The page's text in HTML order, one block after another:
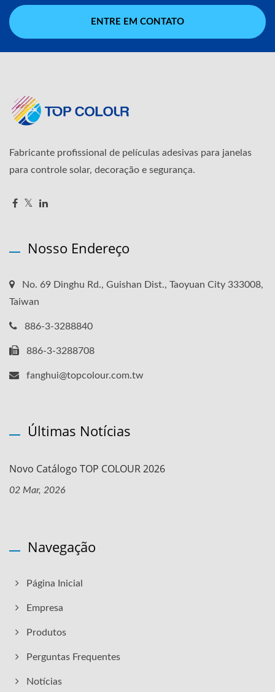
ENTRE EM CONTATO
Fabricante profissional de películas adesivas para janelas
para controle solar, decoração e segurança.
Nosso Endereço
No. 69 Dinghu Rd., Guishan Dist., Taoyuan City 333008,
Taiwan
886-3-3288840
886-3-3288708
fanghui@topcolour.com.tw
Últimas Notícias
Novo Catálogo TOP COLOUR 2026
02 Mar, 2026
Navegação
Página Inicial
Empresa
Produtos
Perguntas Frequentes
Notícias